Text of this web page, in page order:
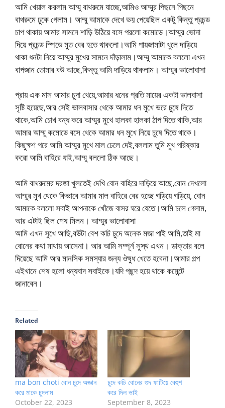
আমি খেয়াল করলাম আম্মু বাথরুমে যাচ্ছে,আমিও আম্মুর পিছনে পিছনে
বাথরুমে ঢুকে গেলাম। আম্মু আমাকে দেখে ভয় পেয়েছিল একটু কিন্তু প্রচন্ড
চাপ থাকায় আমার সামনে শাড়ি উঠিয়ে বসে পরলো কমোডে।আম্মুর ভোদা
দিয়ে প্রচন্ড স্পিডে মুত বের হতে থাকলো।আমি পায়জামাটা খুলে দাড়িয়ে
থাকা ধনটা নিয়ে আম্মুর মুখের সামনে দাঁড়ালাম।আম্মু আমাকে বললো এখন
বাপজান তোমার বউ আছে,কিন্তু আমি দাড়িয়ে থাকলাম। ​​আম্মুর ভালোবাসা
প্রায় এক মাস আমার চুদা খেয়ে,আমার ধনের প্রতি মায়ের একটা ভালবাসা
সৃষ্টি হয়েছে,আর সেই ভালবাসার থেকে আমার ধন মুখে ভরে চুষে দিতে
থাকে,আমি চোখ বন্ধ করে আম্মুর মুখে হালকা হালকা ঠাপ দিতে থাকি,আর
আমার আম্মু কমোডে বসে থেকে আমার ধন মুখে নিয়ে চুষে দিতে থাকে।
কিছুক্ষণ পরে আমি আম্মুর মুখে মাল ঢেলে দেই,বললাম তুমি মুখ পরিষ্কার
করো আমি বাহিরে যাই,আম্মু বললো ঠিক আছে।
আমি বাথরুমের দরজা খুলতেই দেখি বোন বাহিরে দাড়িয়ে আছে,বোন দেখলো
আম্মুর মুখ থেকে কিভাবে আমার মাল বাহিরে বের হচ্ছে গড়িয়ে গড়িয়ে, বোন
আমাকে বললো সবাই আপনাকে খোঁজে বাসর ঘরে যেতে।আমি চলে গেলাম,
আর এটাই ছিল শেষ মিলন। ​​আম্মুর ভালোবাসা
আমি এখন সুখে আছি,বউটা বেশ কচি চুদে অনেক মজা পাই আমি,তাই মা
বোনের কথা মাথায় আসেনা। আর আমি সম্পূর্ন সুস্থ এখন। ডাক্তার বলে
দিয়েছে আমি আর মানসিক সমস্যার জন্য ঔষুধ খেতে হবেনা।আমার গল্প
এইখানে শেষ হলো ধন্যবাদ সবাইকে।যদি পছন্দ হয়ে থাকে কমেন্টে
জানাবেন।
Related
ma bon choti বোন চুদে অজ্ঞান
করে মাকে চুদলাম
October 22, 2023
চুদে কচি বোনের গুদ ফাটিয়ে বেহুশ
করে দিল ভাই
September 8, 2023